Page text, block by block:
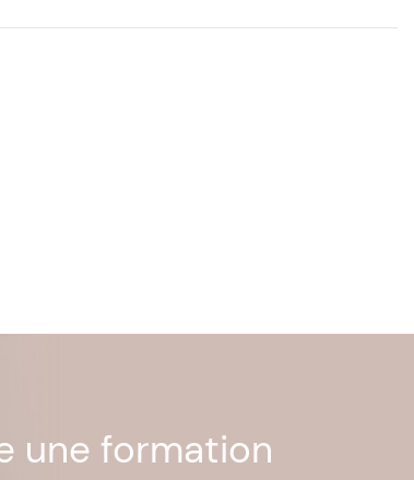
une formation